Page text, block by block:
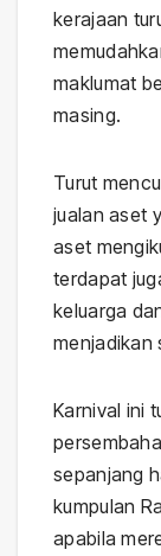
kerajaan
maklumat
masing.
Turut
jualan aset
aset
terdapat
keluarga
menjadikan
Karnival ini
sepanjang
kumpulan
apabila